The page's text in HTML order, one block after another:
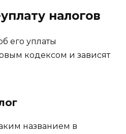
налогов
его уплаты
кодексом и зависят
названием в